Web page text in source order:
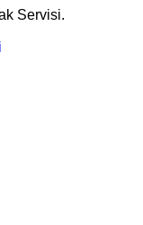
Servisi.